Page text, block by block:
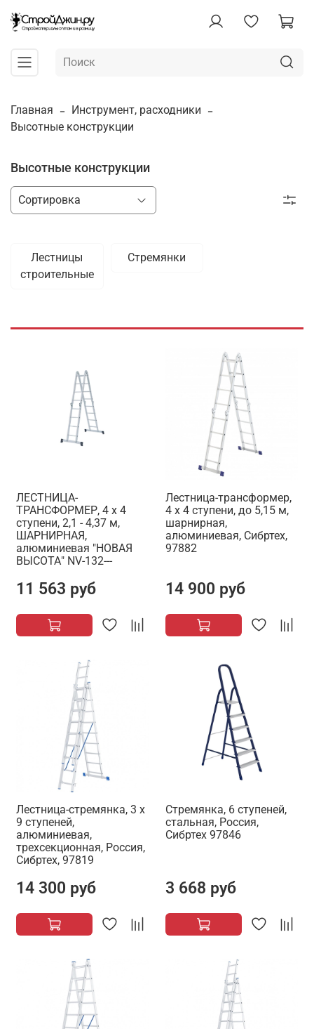
Главная
Инструмент, расходники
Высотные конструкции
Высотные конструкции
Лестницы
строительные
Стремянки
ЛЕСТНИЦА-
ТРАНСФОРМЕР, 4 х 4
ступени, 2,1 - 4,37 м,
ШАРНИРНАЯ,
алюминиевая "НОВАЯ
ВЫСОТА" NV-132---
11 563 руб
Лестница-трансформер,
4 х 4 ступени, до 5,15 м,
шарнирная,
алюминиевая, Сибртех,
97882
14 900 руб
Лестница-стремянка, 3 х
9 ступеней,
алюминиевая,
трехсекционная, Россия,
Сибртех, 97819
14 300 руб
Стремянка, 6 ступеней,
стальная, Россия,
Сибртех 97846
3 668 руб